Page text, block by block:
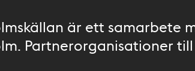
är ett samarbete
Partnerorganisationer